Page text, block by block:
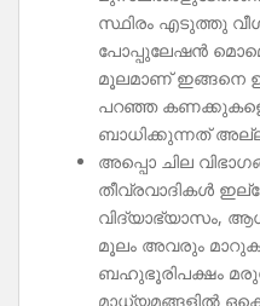
സ്ഥിരം എടുത്തു
പോപ്പുലേഷൻ
മൂലമാണ് ഇങ്ങനെ
പറഞ്ഞ കണക്കുകളെ
ബാധിക്കുന്നത്
അപ്പൊ ചില
തീവ്രവാദികൾ
വിദ്യാഭ്യാസം,
മൂലം അവരും
ബഹുഭൂരിപക്ഷം
മാധ്യമങ്ങളിൽ